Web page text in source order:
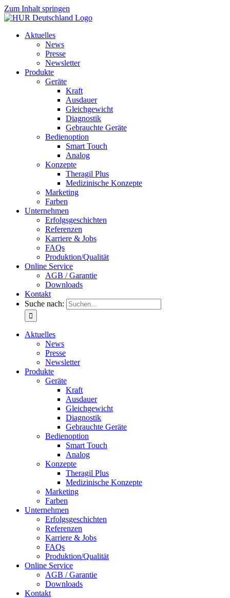
Zum Inhalt springen
Aktuelles
News
Presse
Newsletter
Produkte
Geräte
Kraft
Ausdauer
Gleichgewicht
Diagnostik
Gebrauchte Geräte
Bedienoption
Smart Touch
Analog
Konzepte
Theragil Plus
Medizinische Konzepte
Marketing
Farben
Unternehmen
Erfolgsgeschichten
Referenzen
Karriere & Jobs
FAQs
Produktion/Qualität
Online Service
AGB / Garantie
Downloads
Kontakt
Suche nach:
Aktuelles
News
Presse
Newsletter
Produkte
Geräte
Kraft
Ausdauer
Gleichgewicht
Diagnostik
Gebrauchte Geräte
Bedienoption
Smart Touch
Analog
Konzepte
Theragil Plus
Medizinische Konzepte
Marketing
Farben
Unternehmen
Erfolgsgeschichten
Referenzen
Karriere & Jobs
FAQs
Produktion/Qualität
Online Service
AGB / Garantie
Downloads
Kontakt